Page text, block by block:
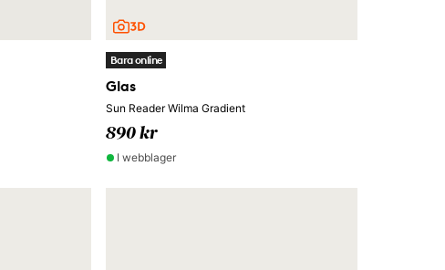
Bara online
Glas
Sun Reader Wilma Gradient
890 kr
I webblager